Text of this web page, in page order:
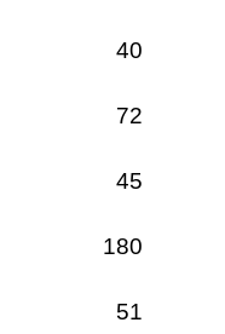
40
72
45
180
51